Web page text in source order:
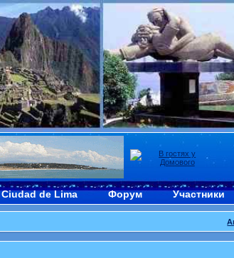
Ciudad de Lima Форум Участники